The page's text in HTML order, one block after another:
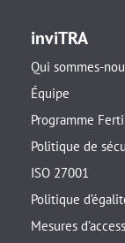
inviTRA
Qui sommes-
Équipe
Programme
Politique de
ISO 27001
Politique
Mesures